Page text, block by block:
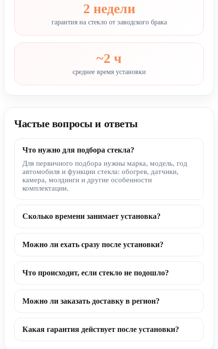
2 недели
гарантия на стекло от заводского брака
~2 ч
среднее время установки
Частые вопросы и ответы
Что нужно для подбора стекла?
Для первичного подбора нужны марка, модель, год
автомобиля и функции стекла: обогрев, датчики,
камера, молдинги и другие особенности
комплектации.
Сколько времени занимает установка?
Можно ли ехать сразу после установки?
Что происходит, если стекло не подошло?
Можно ли заказать доставку в регион?
Какая гарантия действует после установки?